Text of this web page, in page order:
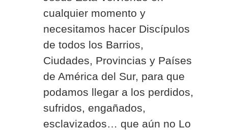
cualquier momento y
necesitamos hacer Discípulos
de todos los Barrios,
Ciudades, Provincias y Países
de América del Sur, para que
podamos llegar a los perdidos,
sufridos, engañados,
esclavizados… que aún no Lo